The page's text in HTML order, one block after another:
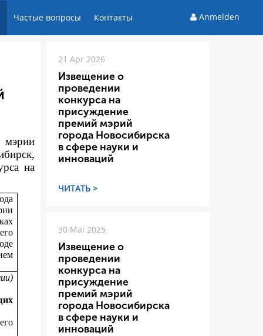
Частые вопросы Контакты Anmelden
мэрии
са на
21 Apr 2026
Извещение о
проведении
конкурса на
присуждение
премий мэрий
города Новосибирска
в сфере науки и
инноваций
ЧИТАТЬ >
30 Mai 2025
Извещение о
проведении
конкурса на
присуждение
премий мэрий
города Новосибирска
в сфере науки и
инноваций